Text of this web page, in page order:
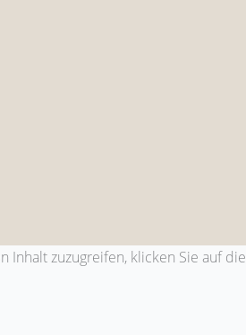
Inhalt zuzugreifen, klicken Sie auf